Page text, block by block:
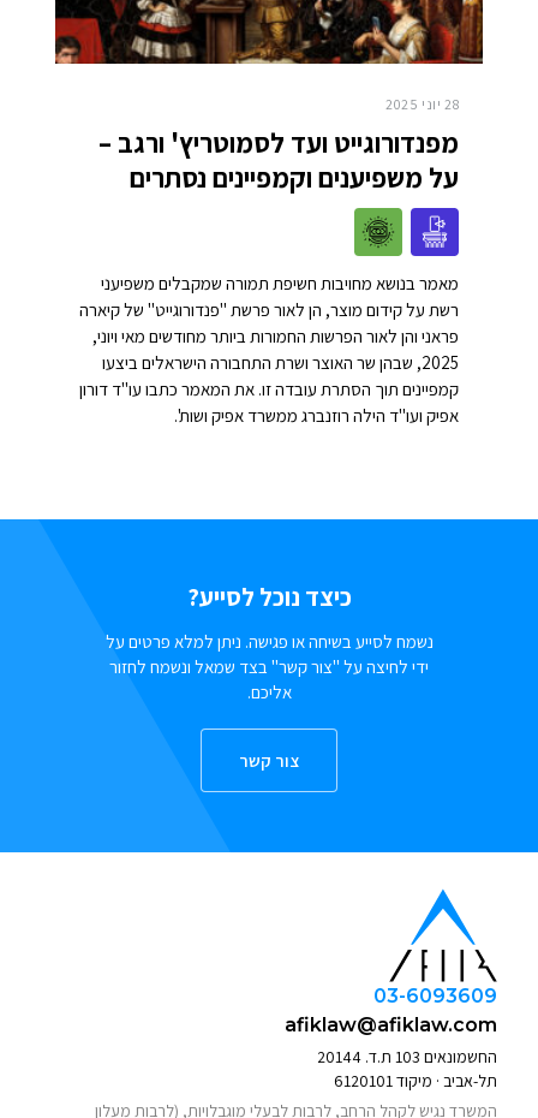
28 יוני 2025
מפנדורוגייט ועד לסמוטריץ' ורגב –
על משפיענים וקמפיינים נסתרים
מאמר בנושא מחויבות חשיפת תמורה שמקבלים משפיעני
רשת על קידום מוצר, הן לאור פרשת "פנדורוגייט" של קיארה
פראני והן לאור הפרשות החמורות ביותר מחודשים מאי ויוני,
2025, שבהן שר האוצר ושרת התחבורה הישראלים ביצעו
קמפיינים תוך הסתרת עובדה זו. את המאמר כתבו עו"ד דורון
אפיק ועו"ד הילה רוזנברג ממשרד אפיק ושות'.
כיצד נוכל לסייע?
נשמח לסייע בשיחה או פגישה. ניתן למלא פרטים על
ידי לחיצה על "צור קשר" בצד שמאל ונשמח לחזור
אליכם.
צור קשר
03-6093609
afiklaw@afiklaw.com
החשמונאים 103 ת.ד. 20144
תל-אביב · מיקוד 6120101
המשרד נגיש לקהל הרחב, לרבות לבעלי מוגבלויות, (לרבות מעלון